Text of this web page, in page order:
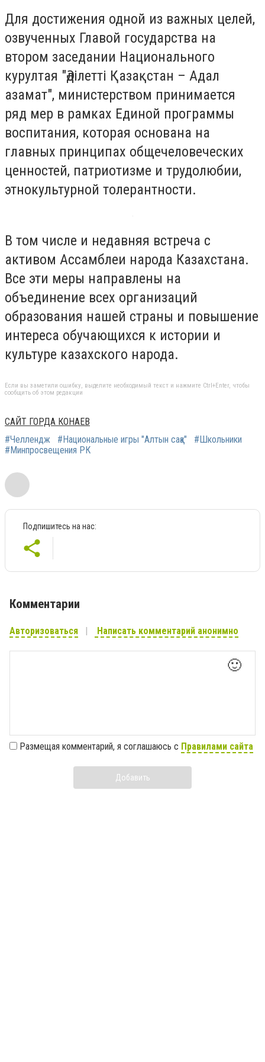
Для достижения одной из важных целей,
озвученных Главой государства на
втором заседании Национального
курултая "Әділетті Қазақстан – Адал
азамат", министерством принимается
ряд мер в рамках Единой программы
воспитания, которая основана на
главных принципах общечеловеческих
ценностей, патриотизме и трудолюбии,
этнокультурной толерантности.
В том числе и недавняя встреча с
активом Ассамблеи народа Казахстана.
Все эти меры направлены на
объединение всех организаций
образования нашей страны и повышение
интереса обучающихся к истории и
культуре казахского народа.
Если вы заметили ошибку, выделите необходимый текст и нажмите Ctrl+Enter, чтобы
сообщить об этом редакции
САЙТ ГОРДА КОНАЕВ
#Челлендж
#Национальные игры "Алтын сақа"
#Школьники
#Минпросвещения РК
Подпишитесь на нас:
Комментарии
Авторизоваться Написать комментарий анонимно
🙂
Размещая комментарий, я соглашаюсь с Правилами сайта
Добавить